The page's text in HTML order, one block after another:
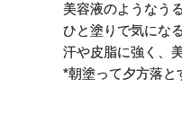
美容液のようなう
ひと塗りで気にな
汗や皮脂に強く、
*朝塗って夕方落と